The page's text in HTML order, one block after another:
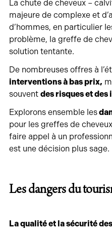
La chute de cheveux –
majeure de complexe et
d’hommes, en particulier
problème, la greffe de
solution tentante.
De nombreuses offres à
interventions à bas prix,
souvent des risques et
Explorons ensemble les
pour les greffes de
faire appel à un
est une décision plus sage.
Les dangers du
La qualité et la sécurité